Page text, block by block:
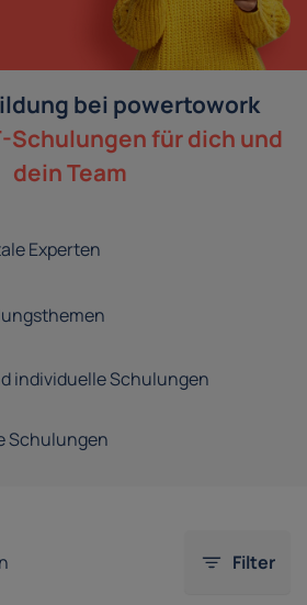
bei powertowork
Schulungen für dich und
dein Team
Experten
individuelle Schulungen
Schulungen
Filter